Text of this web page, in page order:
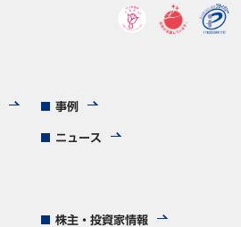
事例
ニュース
株主・投資家情報